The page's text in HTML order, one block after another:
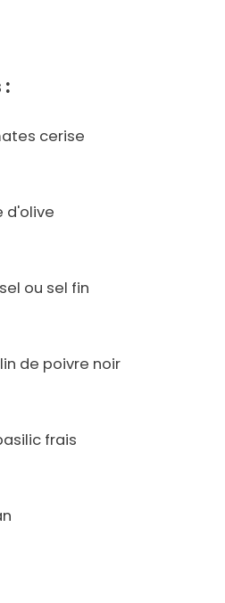
cerise
d'olive
ou sel fin
de poivre noir
frais